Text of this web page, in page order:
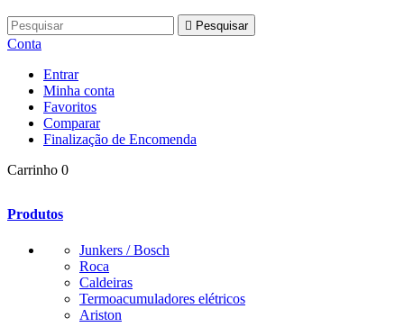
 Pesquisar
Conta
Entrar
Minha conta
Favoritos
Comparar
Finalização de Encomenda
Carrinho 0
Produtos
Junkers / Bosch
Roca
Caldeiras
Termoacumuladores elétricos
Ariston